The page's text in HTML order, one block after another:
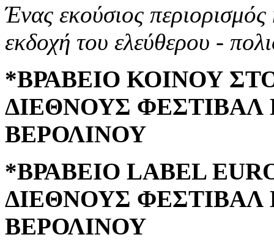
Ένας εκούσιος
εκδοχή του ελεύθερου -
*ΒΡΑΒΕΙΟ ΚΟΙΝΟΥ
ΔΙΕΘΝΟΥΣ
ΒΕΡΟΛΙΝΟΥ
*ΒΡΑΒΕΙΟ LABEL
ΔΙΕΘΝΟΥΣ
ΒΕΡΟΛΙΝΟΥ